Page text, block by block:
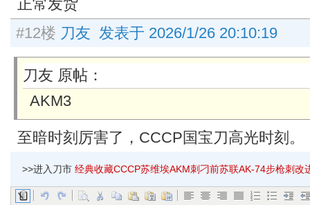
正常发货
#12楼 刀友 发表于 2026/1/26 20:10:19
刀友 原帖：
AKM3
至暗时刻厉害了，CCCP国宝刀高光时刻。
>>进入刀市 经典收藏CCCP苏维埃AKM刺刁前苏联AK-74步枪刺